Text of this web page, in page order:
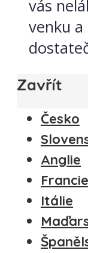
vás
venku
Zavřít
Česko
Anglie
Francie
Itálie